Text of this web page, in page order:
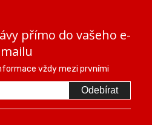
přímo do vašeho e-
mailu
vždy mezi prvními
Odebírat